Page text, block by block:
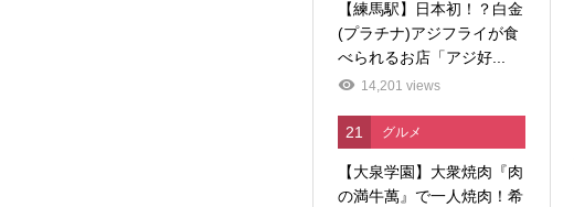
【練馬駅】日本初！？白金
(プラチナ)アジフライが食
べられるお店「アジ好...
14,201 views
21 グルメ
【大泉学園】大衆焼肉『肉
の満牛萬』で一人焼肉！希